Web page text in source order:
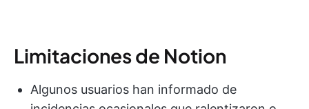
Limitaciones de Notion
Algunos usuarios han informado de